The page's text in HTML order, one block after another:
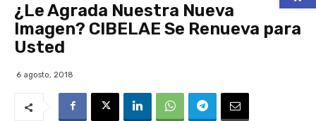
¿Le Agrada Nuestra Nueva
Imagen? CIBELAE Se Renueva para
Usted
6 agosto, 2018